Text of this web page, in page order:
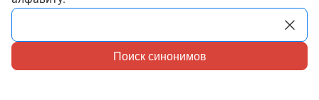
Поиск синонимов